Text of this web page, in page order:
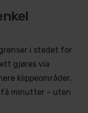
i stedet for
gjøres via
klippeområder,
få minutter – uten